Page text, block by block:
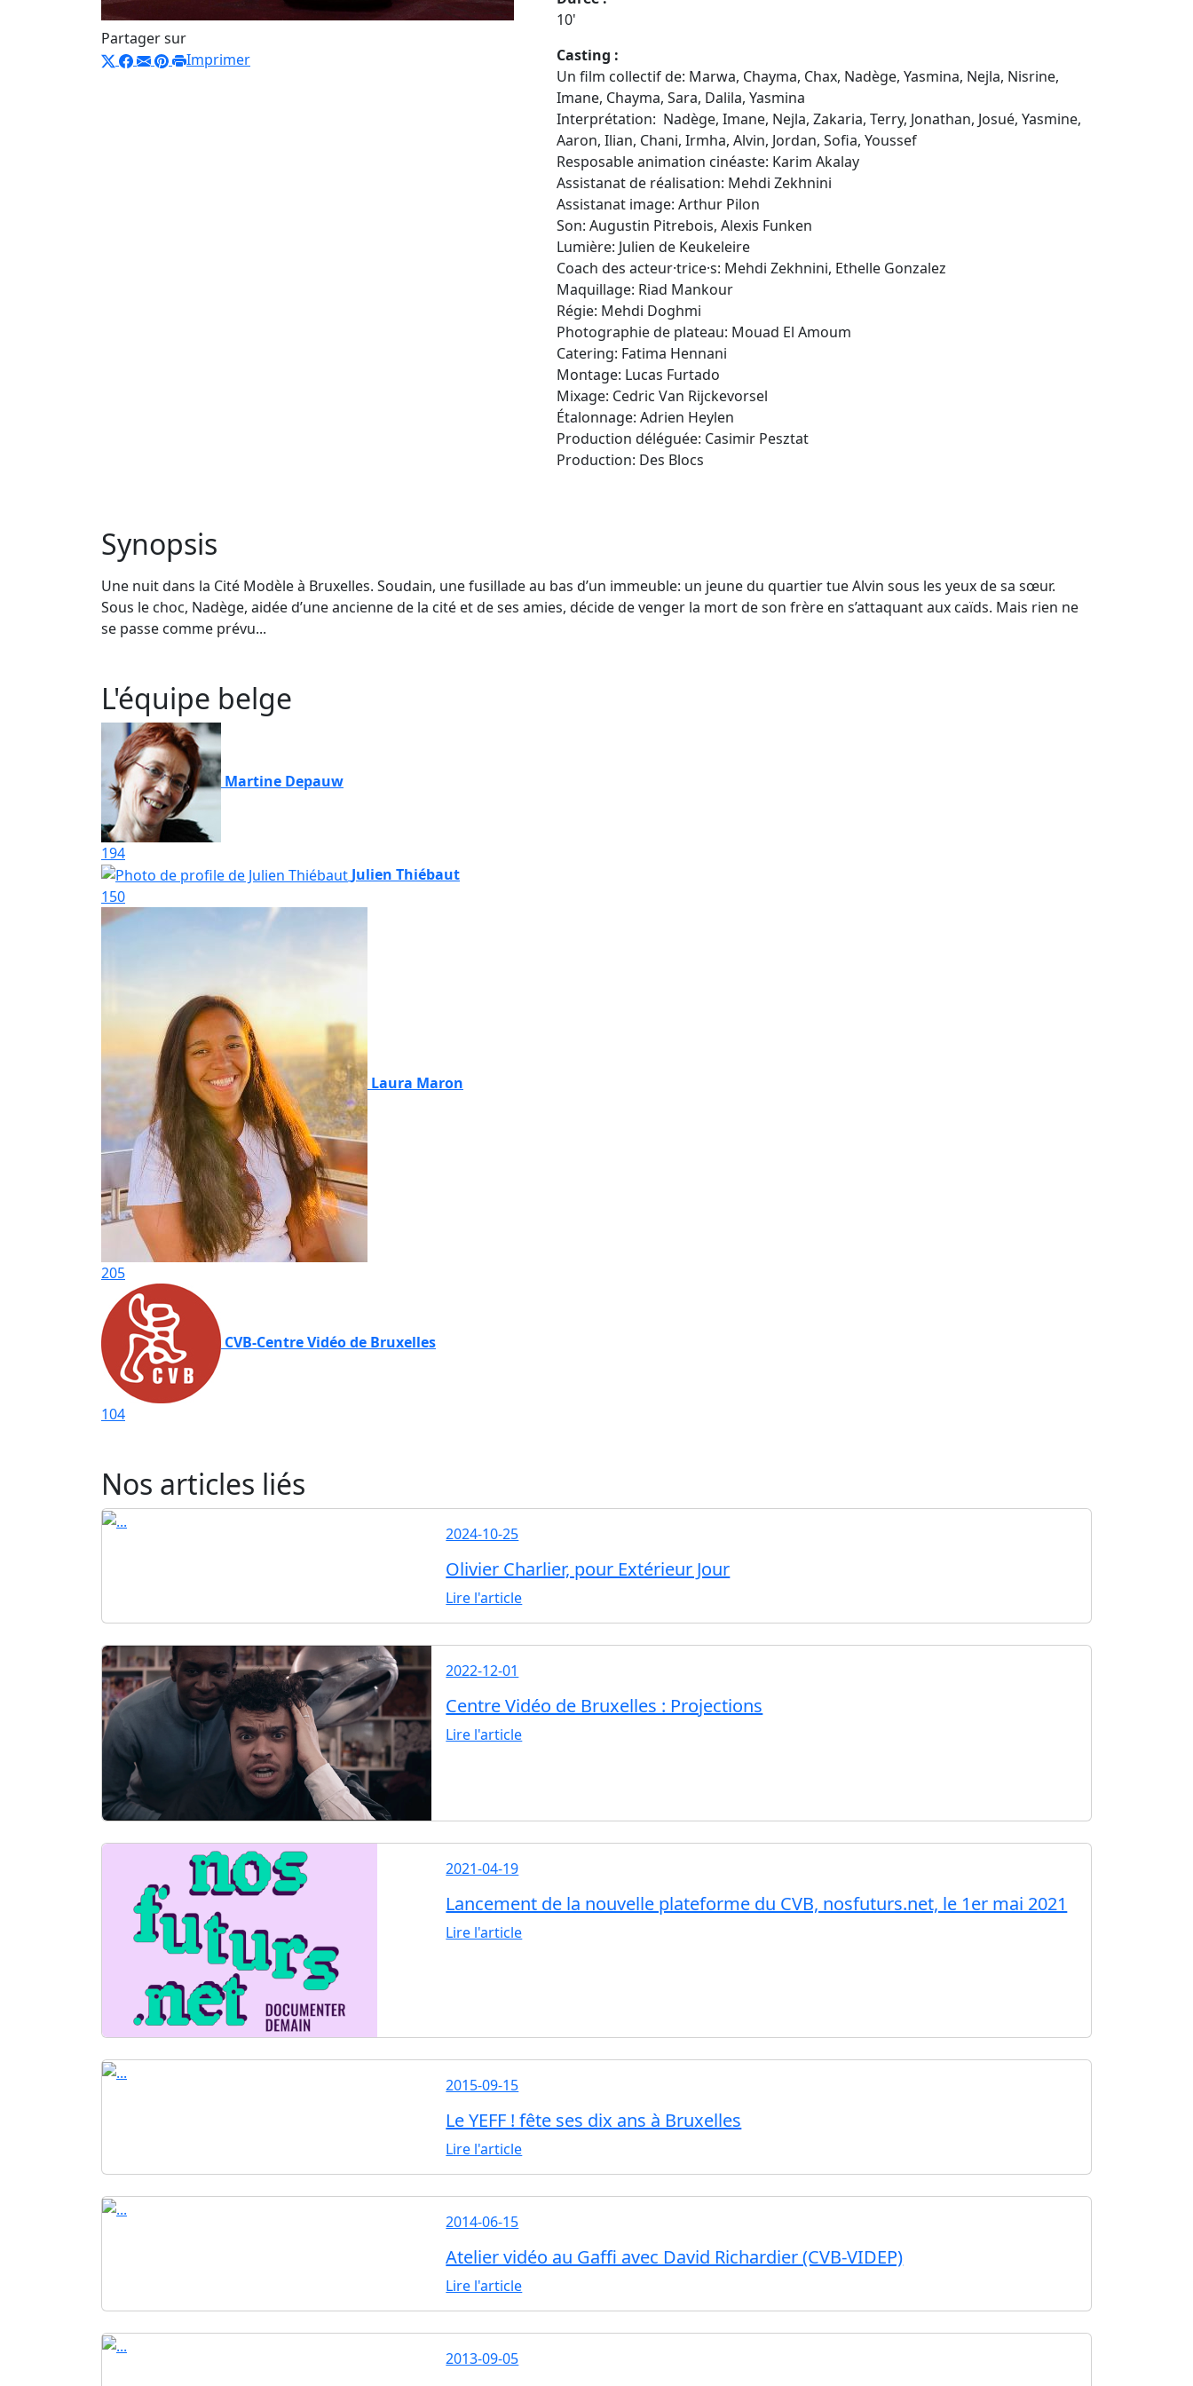
Partager sur
Imprimer
10'
Casting :
Un film collectif de: Marwa, Chayma, Chax, Nadège, Yasmina, Nejla, Nisrine,
Imane, Chayma, Sara, Dalila, Yasmina
Interprétation: Nadège, Imane, Nejla, Zakaria, Terry, Jonathan, Josué, Yasmine,
Aaron, Ilian, Chani, Irmha, Alvin, Jordan, Sofia, Youssef
Resposable animation cinéaste: Karim Akalay
Assistanat de réalisation: Mehdi Zekhnini
Assistanat image: Arthur Pilon
Son: Augustin Pitrebois, Alexis Funken
Lumière: Julien de Keukeleire
Coach des acteur·trice·s: Mehdi Zekhnini, Ethelle Gonzalez
Maquillage: Riad Mankour
Régie: Mehdi Doghmi
Photographie de plateau: Mouad El Amoum
Catering: Fatima Hennani
Montage: Lucas Furtado
Mixage: Cedric Van Rijckevorsel
Étalonnage: Adrien Heylen
Production déléguée: Casimir Pesztat
Production: Des Blocs
Synopsis
Une nuit dans la Cité Modèle à Bruxelles. Soudain, une fusillade au bas d’un immeuble: un jeune du quartier tue Alvin sous les yeux de sa sœur.
Sous le choc, Nadège, aidée d’une ancienne de la cité et de ses amies, décide de venger la mort de son frère en s’attaquant aux caïds. Mais rien ne
se passe comme prévu...
L'équipe belge
Martine Depauw
194
Julien Thiébaut
150
Laura Maron
205
CVB-Centre Vidéo de Bruxelles
104
Nos articles liés
2024-10-25
Olivier Charlier, pour Extérieur Jour
Lire l'article
2022-12-01
Centre Vidéo de Bruxelles : Projections
Lire l'article
2021-04-19
Lancement de la nouvelle plateforme du CVB, nosfuturs.net, le 1er mai 2021
Lire l'article
2015-09-15
Le YEFF ! fête ses dix ans à Bruxelles
Lire l'article
2014-06-15
Atelier vidéo au Gaffi avec David Richardier (CVB-VIDEP)
Lire l'article
2013-09-05